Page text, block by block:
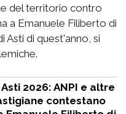
del territorio contro
a Emanuele Filiberto di
Asti di quest'anno, si
2026: ANPI e altre
contestano